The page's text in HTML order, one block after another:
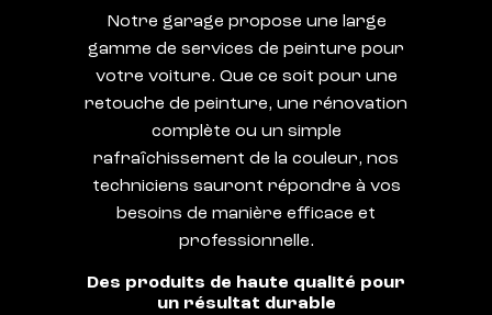
Notre garage propose une large
gamme de services de peinture pour
votre voiture. Que ce soit pour une
retouche de peinture, une rénovation
complète ou un simple
rafraîchissement de la couleur, nos
techniciens sauront répondre à vos
besoins de manière efficace et
professionnelle.
Des produits de haute qualité pour
un résultat durable